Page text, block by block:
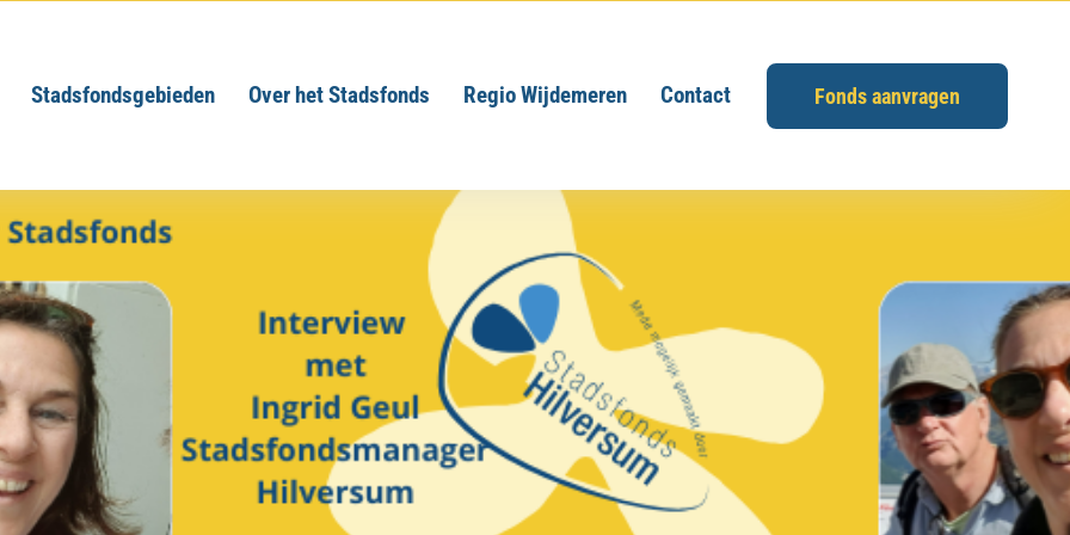
Stadsfondsgebieden Over het Stadsfonds Regio Wijdemeren Contact Fonds aanvragen